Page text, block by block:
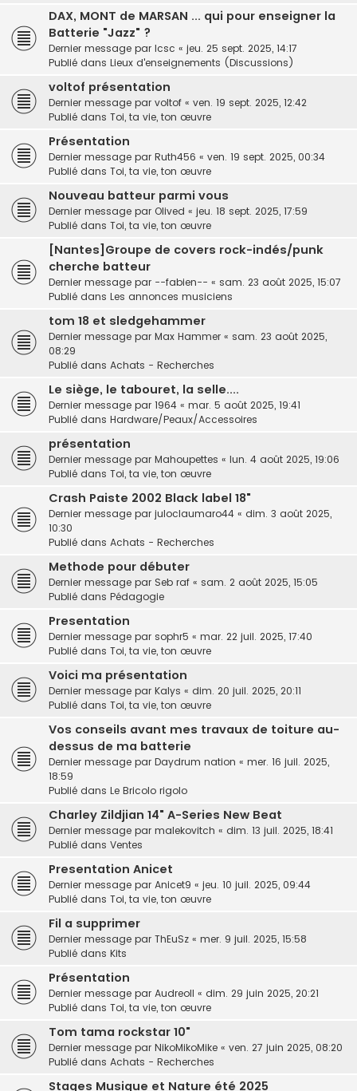
DAX, MONT de MARSAN ... qui pour enseigner la
Batterie "Jazz" ?
Dernier message par lcsc « jeu. 25 sept. 2025, 14:17
Publié dans Lieux d'enseignements (Discussions)
voltof présentation
Dernier message par voltof « ven. 19 sept. 2025, 12:42
Publié dans Toi, ta vie, ton œuvre
Présentation
Dernier message par Ruth456 « ven. 19 sept. 2025, 00:34
Publié dans Toi, ta vie, ton œuvre
Nouveau batteur parmi vous
Dernier message par Olived « jeu. 18 sept. 2025, 17:59
Publié dans Toi, ta vie, ton œuvre
[Nantes]Groupe de covers rock-indés/punk
cherche batteur
Dernier message par --fabien-- « sam. 23 août 2025, 15:07
Publié dans Les annonces musiciens
tom 18 et sledgehammer
Dernier message par Max Hammer « sam. 23 août 2025,
08:29
Publié dans Achats - Recherches
Le siège, le tabouret, la selle....
Dernier message par 1964 « mar. 5 août 2025, 19:41
Publié dans Hardware/Peaux/Accessoires
présentation
Dernier message par Mahoupettes « lun. 4 août 2025, 19:06
Publié dans Toi, ta vie, ton œuvre
Crash Paiste 2002 Black label 18"
Dernier message par juloclaumaro44 « dim. 3 août 2025,
10:30
Publié dans Achats - Recherches
Methode pour débuter
Dernier message par Seb raf « sam. 2 août 2025, 15:05
Publié dans Pédagogie
Presentation
Dernier message par sophr5 « mar. 22 juil. 2025, 17:40
Publié dans Toi, ta vie, ton œuvre
Voici ma présentation
Dernier message par Kalys « dim. 20 juil. 2025, 20:11
Publié dans Toi, ta vie, ton œuvre
Vos conseils avant mes travaux de toiture au-
dessus de ma batterie
Dernier message par Daydrum nation « mer. 16 juil. 2025,
18:59
Publié dans Le Bricolo rigolo
Charley Zildjian 14" A-Series New Beat
Dernier message par malekovitch « dim. 13 juil. 2025, 18:41
Publié dans Ventes
Presentation Anicet
Dernier message par Anicet9 « jeu. 10 juil. 2025, 09:44
Publié dans Toi, ta vie, ton œuvre
Fil a supprimer
Dernier message par ThEuSz « mer. 9 juil. 2025, 15:58
Publié dans Kits
Présentation
Dernier message par Audreoll « dim. 29 juin 2025, 20:21
Publié dans Toi, ta vie, ton œuvre
Tom tama rockstar 10"
Dernier message par NikoMikoMike « ven. 27 juin 2025, 08:20
Publié dans Achats - Recherches
Stages Musique et Nature été 2025